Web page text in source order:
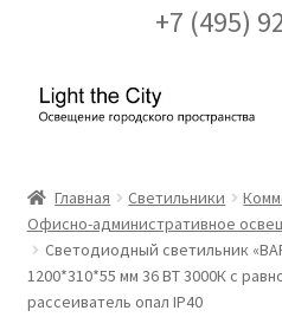
+7 (495)
Перейти
Перейти
FAQ про кронштейны
Главная Светильники
Офисно-административное
Светодиодный светильник
1200*310*55 мм 36 ВТ 3000К с
рассеиватель опал IP40